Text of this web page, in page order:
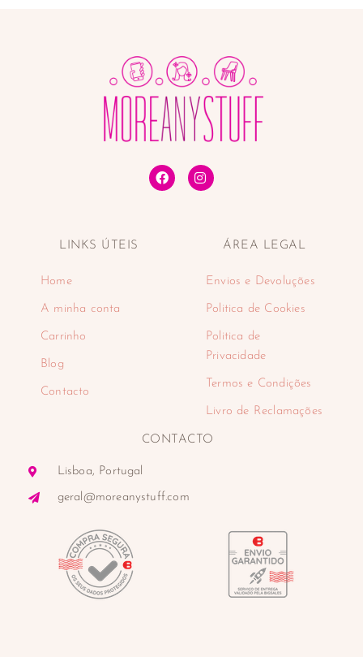
LINKS ÚTEIS
Home
A minha conta
Carrinho
Blog
Contacto
ÁREA LEGAL
Envios e Devoluções
Politica de Cookies
Politica de
Privacidade
Termos e Condições
Livro de Reclamações
CONTACTO
Lisboa, Portugal
geral@moreanystuff.com